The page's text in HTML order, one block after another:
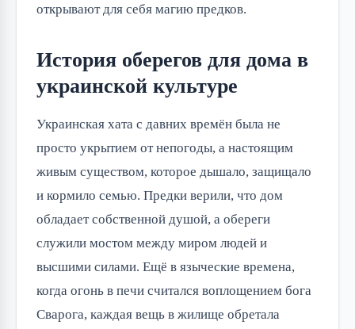
открывают для себя магию предков.
История оберегов для дома в
украинской культуре
Украинская хата с давних времён была не
просто укрытием от непогоды, а настоящим
живым существом, которое дышало, защищало
и кормило семью. Предки верили, что дом
обладает собственной душой, а обереги
служили мостом между миром людей и
высшими силами. Ещё в языческие времена,
когда огонь в печи считался воплощением бога
Сварога, каждая вещь в жилище обретала